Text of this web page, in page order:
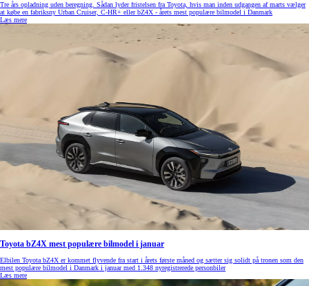
Tre års opladning uden beregning. Sådan lyder fristelsen fra Toyota, hvis man inden udgangen af marts vælger
at købe en fabriksny Urban Cruiser, C-HR+ eller bZ4X - årets mest populære bilmodel i Danmark
Læs mere
Toyota bZ4X mest populære bilmodel i januar
Elbilen Toyota bZ4X er kommet flyvende fra start i årets første måned og sætter sig solidt på tronen som den
mest populære bilmodel i Danmark i januar med 1.348 nyregistrerede personbiler
Læs mere